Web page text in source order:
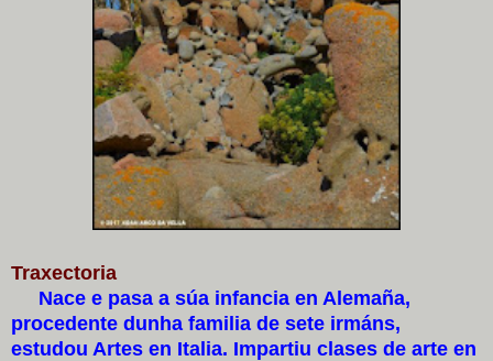
Traxectoria
Nace e pasa a súa infancia en Alemaña,
procedente dunha familia de sete irmáns,
estudou Artes en Italia. Impartiu clases de arte en